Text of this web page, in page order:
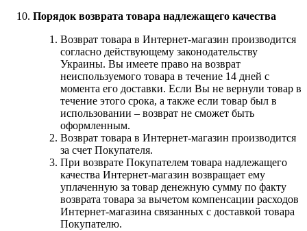
Порядок возврата товара надлежащего качества
Возврат товара в Интернет-магазин производится
согласно действующему законодательству
Украины. Вы имеете право на возврат
неиспользуемого товара в течение 14 дней с
момента его доставки. Если Вы не вернули товар в
течение этого срока, а также если товар был в
использовании – возврат не сможет быть
оформленным.
Возврат товара в Интернет-магазин производится
за счет Покупателя.
При возврате Покупателем товара надлежащего
качества Интернет-магазин возвращает ему
уплаченную за товар денежную сумму по факту
возврата товара за вычетом компенсации расходов
Интернет-магазина связанных с доставкой товара
Покупателю.